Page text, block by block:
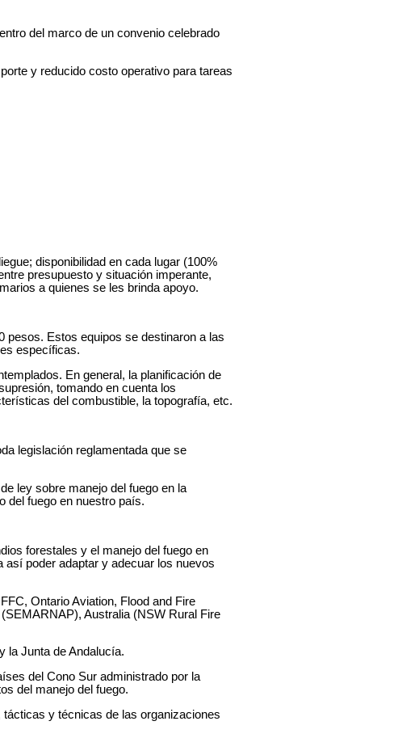
del marco de un convenio celebrado
y reducido costo operativo para tareas
disponibilidad en cada lugar (100%
presupuesto y situación imperante,
a quienes se les brinda apoyo.
pesos. Estos equipos se destinaron a las
específicas.
En general, la planificación de
tomando en cuenta los
del combustible, la topografía, etc.
legislación reglamentada que se
ley sobre manejo del fuego en la
del fuego en nuestro país.
forestales y el manejo del fuego en
así poder adaptar y adecuar los nuevos
Ontario Aviation, Flood and Fire
Australia (NSW Rural Fire
la Junta de Andalucía.
del Cono Sur administrado por la
del manejo del fuego.
y técnicas de las organizaciones